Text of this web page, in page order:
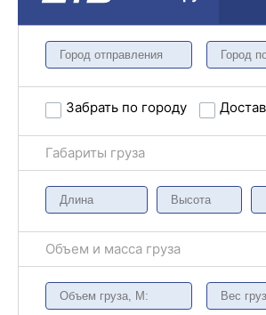
Забрать по городу
Габариты груза
Объем и масса груза